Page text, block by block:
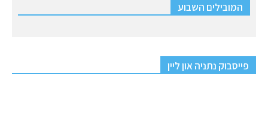
המובילים השבוע
פייסבוק נתניה און ליין